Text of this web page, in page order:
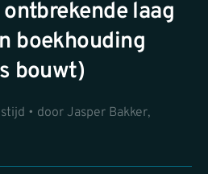
laag
boekhouding
bouwt)
• door Jasper Bakker,